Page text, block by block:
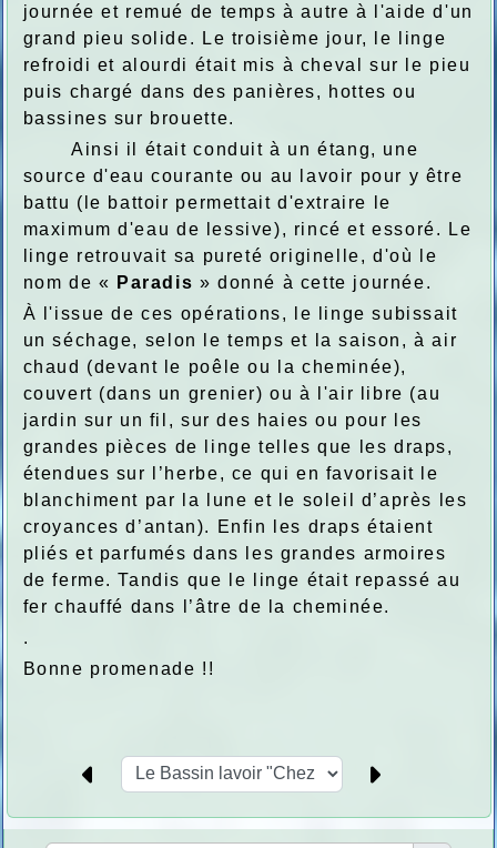
journée et remué de temps à autre à l'aide d'un
grand pieu solide. Le troisième jour, le linge
refroidi et alourdi était mis à cheval sur le pieu
puis chargé dans des panières, hottes ou
bassines sur brouette.
Ainsi il était conduit à un étang, une
source d'eau courante ou au lavoir pour y être
battu (le battoir permettait d'extraire le
maximum d'eau de lessive), rincé et essoré. Le
linge retrouvait sa pureté originelle, d'où le
nom de «
Paradis » donné à cette journée.
À l'issue de ces opérations, le linge subissait
un séchage, selon le temps et la saison, à air
chaud (devant le poêle ou la cheminée),
couvert (dans un grenier) ou à l'air libre (au
jardin sur un fil, sur des haies ou pour les
grandes pièces de linge telles que les draps,
étendues sur l’herbe, ce qui en favorisait le
blanchiment par la lune et le soleil d’après les
croyances d’antan). Enfin les draps étaient
pliés et parfumés dans les grandes armoires
de ferme. Tandis que le linge était repassé au
fer chauffé dans l’âtre de la cheminée.
.
Bonne promenade !!